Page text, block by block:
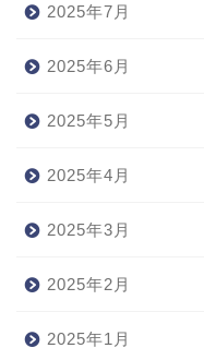
2025年7月
2025年6月
2025年5月
2025年4月
2025年3月
2025年2月
2025年1月